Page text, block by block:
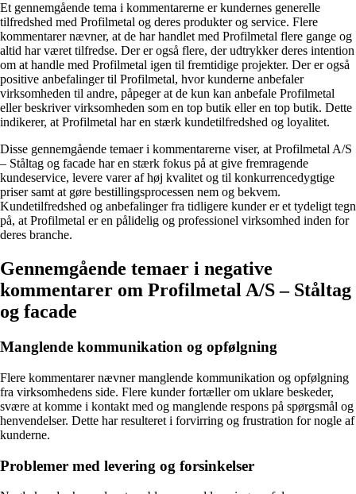
Et gennemgående tema i kommentarerne er kundernes generelle
tilfredshed med Profilmetal og deres produkter og service. Flere
kommentarer nævner, at de har handlet med Profilmetal flere gange og
altid har været tilfredse. Der er også flere, der udtrykker deres intention
om at handle med Profilmetal igen til fremtidige projekter. Der er også
positive anbefalinger til Profilmetal, hvor kunderne anbefaler
virksomheden til andre, påpeger at de kun kan anbefale Profilmetal
eller beskriver virksomheden som en top butik eller en top butik. Dette
indikerer, at Profilmetal har en stærk kundetilfredshed og loyalitet.
Disse gennemgående temaer i kommentarerne viser, at Profilmetal A/S
– Ståltag og facade har en stærk fokus på at give fremragende
kundeservice, levere varer af høj kvalitet og til konkurrencedygtige
priser samt at gøre bestillingsprocessen nem og bekvem.
Kundetilfredshed og anbefalinger fra tidligere kunder er et tydeligt tegn
på, at Profilmetal er en pålidelig og professionel virksomhed inden for
deres branche.
Gennemgående temaer i negative
kommentarer om Profilmetal A/S – Ståltag
og facade
Manglende kommunikation og opfølgning
Flere kommentarer nævner manglende kommunikation og opfølgning
fra virksomhedens side. Flere kunder fortæller om uklare beskeder,
svære at komme i kontakt med og manglende respons på spørgsmål og
henvendelser. Dette har resulteret i forvirring og frustration for nogle af
kunderne.
Problemer med levering og forsinkelser